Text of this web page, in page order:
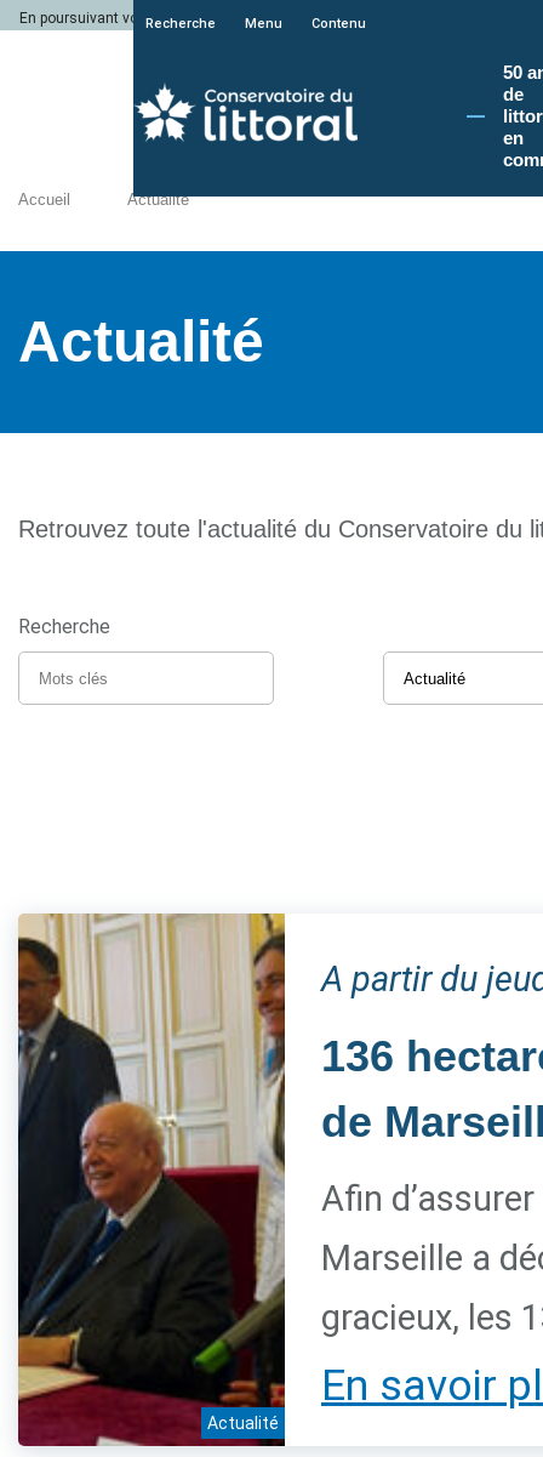
En poursuivant votre navigation sur le site du Conservatoire du littoral, vous
Recherche Menu Contenu
50
de
en
Accueil Actualité
Actualité
Retrouvez toute l'actualité du Conservatoire du
Recherche
Actualité
A partir du
136
de
Afin
Marseille a
gracieux, les
En savoir